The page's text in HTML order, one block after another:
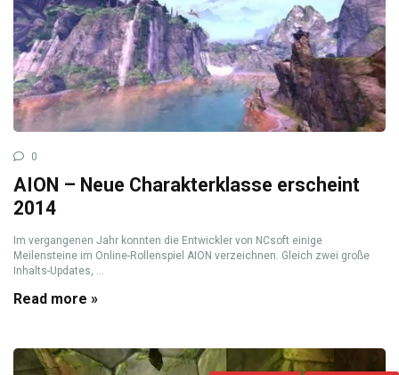
0
AION – Neue Charakterklasse erscheint
2014
Im vergangenen Jahr konnten die Entwickler von NCsoft einige
Meilensteine im Online-Rollenspiel AION verzeichnen. Gleich zwei große
Inhalts-Updates, ...
Read more »